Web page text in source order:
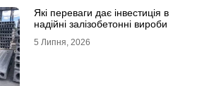
Які переваги дає інвестиція в
надійні залізобетонні вироби
5 Липня, 2026